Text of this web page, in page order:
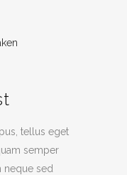
tellus eget
semper
neque sed